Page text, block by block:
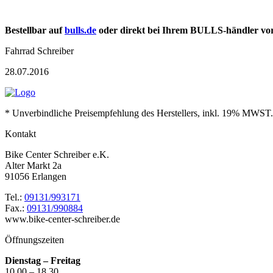
Bestellbar aufbulls.de oder direkt bei Ihrem BULLS-händler
Fahrrad Schreiber
28.07.2016
* Unverbindliche Preisempfehlung des Herstellers, inkl. 19% MWST.
Kontakt
Bike Center Schreiber e.K.
Alter Markt 2a
91056 Erlangen
Tel.: 09131/993171
Fax.: 09131/990884
www.bike-center-schreiber.de
Öffnungszeiten
Dienstag – Freitag